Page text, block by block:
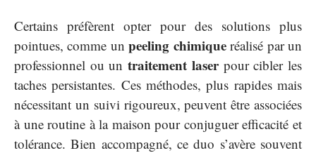
Certains préfèrent opter pour des solutions plus
pointues, comme unpeeling chimiqueréalisé par un
professionnel ou untraitement laserpour cibler les
taches persistantes. Ces méthodes, plus rapides mais
nécessitant un suivi rigoureux, peuvent être associées
à une routine à la maison pour conjuguer efficacité et
tolérance. Bien accompagné, ce duo s’avère souvent